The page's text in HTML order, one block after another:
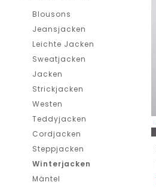
Blousons
Jeansjacken
Leichte Jacken
Sweatjacken
Jacken
Strickjacken
Westen
Teddyjacken
Cordjacken
Steppjacken
Winterjacken
Mäntel